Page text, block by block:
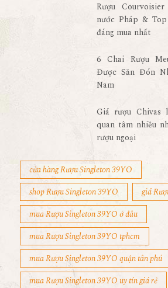
Rượu
nước Pháp &
đáng mua nhất
6 Chai Rượu
Được Săn Đón
Nam
Giá rượu Chivas
quan tâm nhiều
rượu ngoại
cửa hàng Rượu Singleton 39YO
shop Rượu Singleton 39YO
giá
mua Rượu Singleton 39YO ở đâu
mua Rượu Singleton 39YO tphcm
mua Rượu Singleton 39YO quận tân phú
mua Rượu Singleton 39YO uy tín giá rẻ